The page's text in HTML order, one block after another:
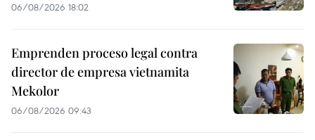
06/08/2026 18:02
Emprenden proceso legal contra
director de empresa vietnamita
Mekolor
06/08/2026 09:43